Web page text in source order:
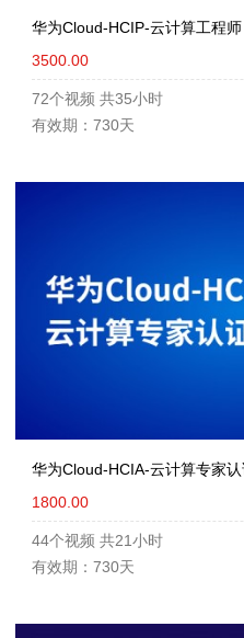
华为Cloud-HCIP-云计算工程师
3500.00
72个视频 共35小时
有效期：730天
华为Cloud-HCIA-云计算专家
1800.00
44个视频 共21小时
有效期：730天